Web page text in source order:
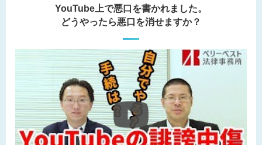
YouTube上で悪口を書かれました。
どうやったら悪口を消せますか？